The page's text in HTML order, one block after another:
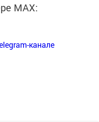
MАХ:
канале